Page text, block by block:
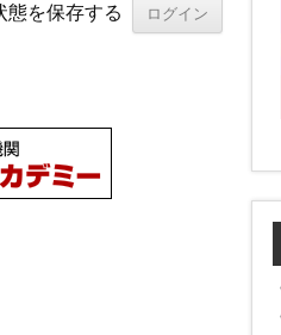
態を保存する